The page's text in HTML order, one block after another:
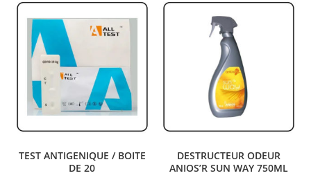
TEST ANTIGENIQUE / BOITE
DE 20
DESTRUCTEUR ODEUR
ANIOS’R SUN WAY 750ML